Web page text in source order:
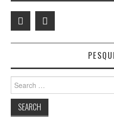
JOÃO RAMOS
SANTOS
JOAQUIM PAULO
Search
for: